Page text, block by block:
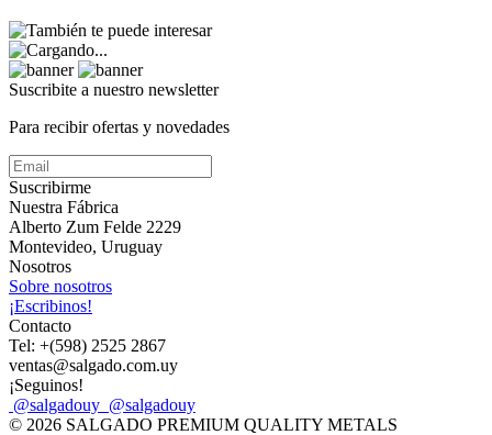
Suscribite a nuestro newsletter
Para recibir ofertas y novedades
Suscribirme
Nuestra Fábrica
Alberto Zum Felde 2229
Montevideo, Uruguay
Nosotros
Sobre nosotros
¡Escribinos!
Contacto
Tel: +(598) 2525 2867
ventas@salgado.com.uy
¡Seguinos!
@salgadouy @salgadouy
© 2026 SALGADO PREMIUM QUALITY METALS